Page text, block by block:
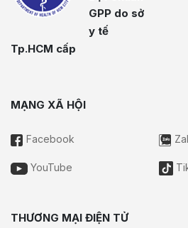
GPP do sở
y tế
Tp.HCM cấp
MẠNG XÃ HỘI
Facebook
YouTube
THƯƠNG MẠI ĐIỆN TỬ